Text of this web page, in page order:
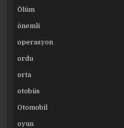
Ölüm
önemli
operasyon
ordu
orta
otobüs
Otomobil
oyun